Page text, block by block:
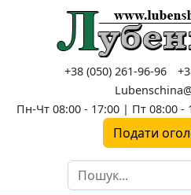
+38 (050) 261-96-96
Пн-Чт 08:00 - 17:00 | Пт 08:00 -
Подати
Пошук